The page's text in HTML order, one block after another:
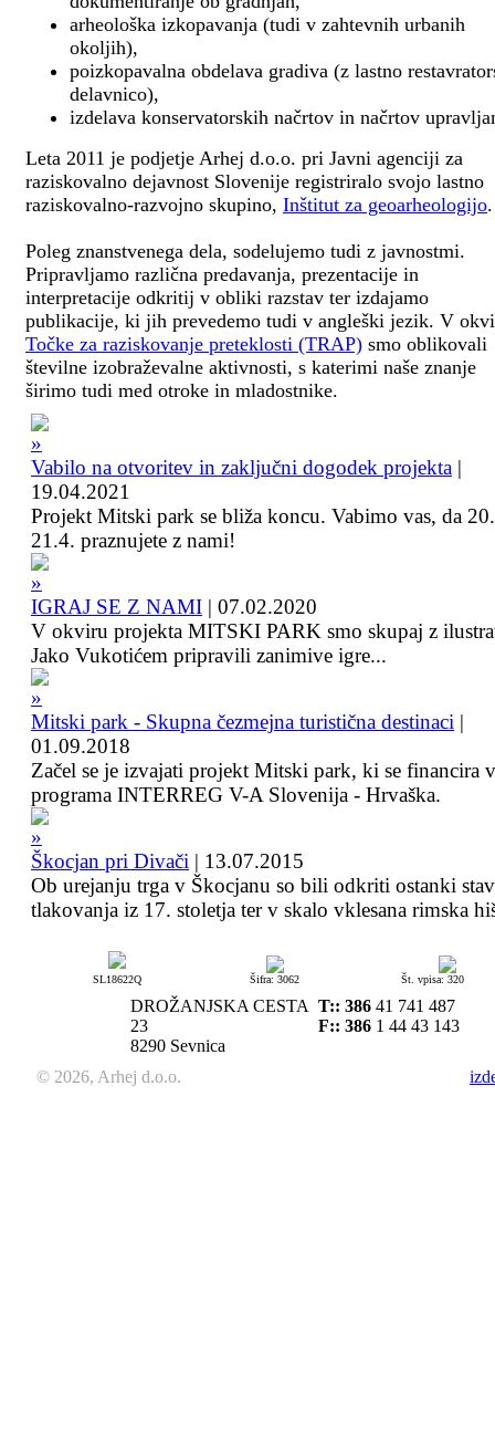
arheološka izkopavanja (tudi v zahtevnih urbanih
okoljih),
poizkopavalna obdelava gradiva (z lastno
delavnico),
izdelava konservatorskih načrtov in načrtov
Leta 2011 je podjetje Arhej d.o.o. pri Javni agenciji za
raziskovalno dejavnost Slovenije registriralo svojo lastno
raziskovalno-razvojno skupino, Inštitut za geoarheologijo.
Poleg znanstvenega dela, sodelujemo tudi z javnostmi.
Pripravljamo različna predavanja, prezentacije in
interpretacije odkritij v obliki razstav ter izdajamo
publikacije, ki jih prevedemo tudi v angleški jezik. V
Točke za raziskovanje preteklosti (TRAP) smo oblikovali
številne izobraževalne aktivnosti, s katerimi naše znanje
širimo tudi med otroke in mladostnike.
Vabilo na otvoritev in zaključni dogodek projekta |
19.04.2021
Projekt Mitski park se bliža koncu. Vabimo vas, da
21.4. praznujete z nami!
IGRAJ SE Z NAMI | 07.02.2020
V okviru projekta MITSKI PARK smo skupaj z
Jako Vukotićem pripravili zanimive igre...
Mitski park - Skupna čezmejna turistična destinaci |
01.09.2018
Začel se je izvajati projekt Mitski park, ki se financira
programa INTERREG V-A Slovenija - Hrvaška.
Škocjan pri Divači | 13.07.2015
Ob urejanju trga v Škocjanu so bili odkriti ostanki
tlakovanja iz 17. stoletja ter v skalo vklesana rimska
SL18622Q Šifra: 3062 Št. vpisa: 320
DROŽANJSKA CESTA
23
8290 Sevnica
T:: 386 41 741 487
F:: 386 1 44 43 143
© 2026, Arhej d.o.o.